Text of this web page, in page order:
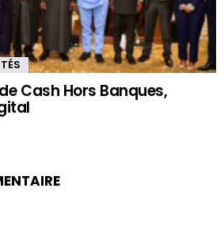
Cash Hors Banques,